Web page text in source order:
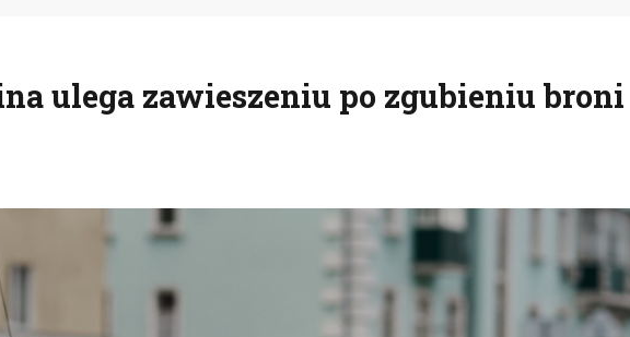
ulega zawieszeniu po zgubieniu broni